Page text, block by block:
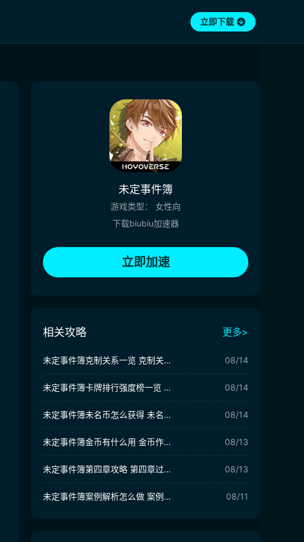
立即下载
未定事件簿
游戏类型：
女性向
下载biubiu加速器
立即加速
相关攻略 更多>
未定事件簿克制关系一览 克制关系详解 08/14
未定事件簿卡牌排行强度榜一览 哪个卡牌更值得培养 08/14
未定事件簿未名币怎么获得 未名币获取方法大全 08/14
未定事件簿金币有什么用 金币作用介绍 08/13
未定事件簿第四章攻略 第四章过关攻略 08/13
未定事件簿案例解析怎么做 案例解析详解 08/11